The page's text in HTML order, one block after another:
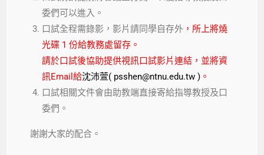
委們可以進入。
口試全程需錄影，影片請同學自存外 ，所上將燒
光碟 1 份給教務處留存。
請於口試後協助提供視訊口試影片連結，並將資
訊Email給沈沛萱( psshen@ntnu.edu.tw ) 。
口試相關文件會由助教端直接寄給指導教授及口
委們。
謝謝大家的配合。